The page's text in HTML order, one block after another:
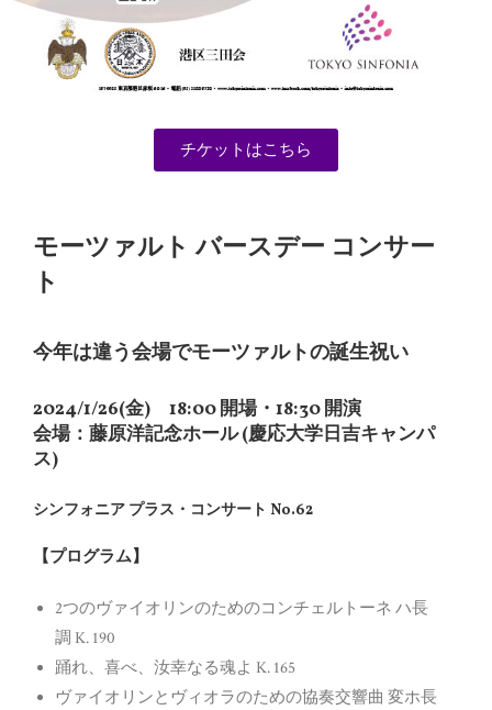
チケットはこちら
モーツァルト バースデー コンサー
ト
今年は違う会場でモーツァルトの誕生祝い
2024/1/26(金) 18:00 開場・18:30 開演
会場：藤原洋記念ホール (慶応大学日吉キャンパ
ス)
シンフォニア プラス・コンサート No.62
【プログラム】
2つのヴァイオリンのためのコンチェルトーネ ハ長
調 K. 190
踊れ、喜べ、汝幸なる魂よ K. 165
ヴァイオリンとヴィオラのための協奏交響曲 変ホ長